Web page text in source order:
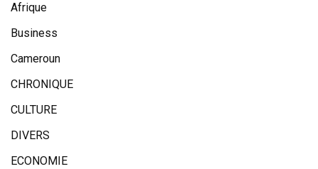
Afrique
Business
Cameroun
CHRONIQUE
CULTURE
DIVERS
ECONOMIE